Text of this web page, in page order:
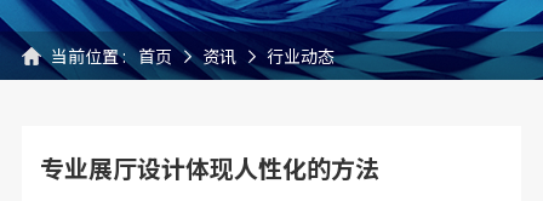
当前位置 : 首页 资讯 行业动态
专业展厅设计体现人性化的方法